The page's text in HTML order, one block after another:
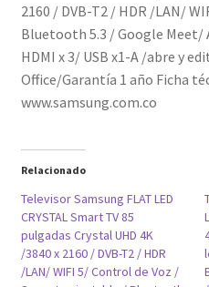
WIFI
5
/
Soporte
ajustable
Bluetooth
5.3
/
Google
Meet/
AirPlay
2160 / DVB-T2 / HDR /LAN/
Bluetooth 5.3 / Google Meet/
HDMI x 3/ USB x1-A /abre y
Office/Garantía 1 año Ficha
www.samsung.com.co
Relacionado
Televisor Samsung FLAT LED
CRYSTAL Smart TV 85
pulgadas Crystal UHD 4K
/3840 x 2160 / DVB-T2 / HDR
/LAN/ WIFI 5/ Control de Voz /